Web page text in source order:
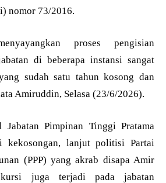
nomor 73/2016.
proses pengisian
di beberapa instansi sangat
sudah satu tahun kosong dan
Amiruddin, Selasa (23/6/2026).
Pimpinan Tinggi Pratama
kekosongan, lanjut politisi Partai
(PPP) yang akrab disapa Amir
juga terjadi pada jabatan